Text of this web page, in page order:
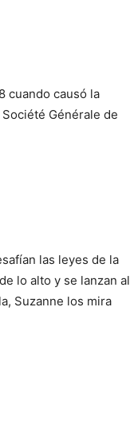
cuando causó la
Générale de
las leyes de la
lo alto y se lanzan al
Suzanne los mira